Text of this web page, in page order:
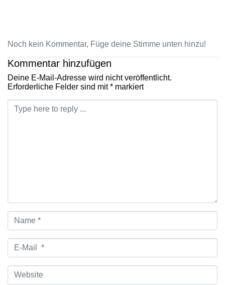
Noch kein Kommentar, Füge deine Stimme unten hinzu!
Kommentar hinzufügen
Deine E-Mail-Adresse wird nicht veröffentlicht.
Erforderliche Felder sind mit* markiert
Kommentar
Name
E-
Mail
Website